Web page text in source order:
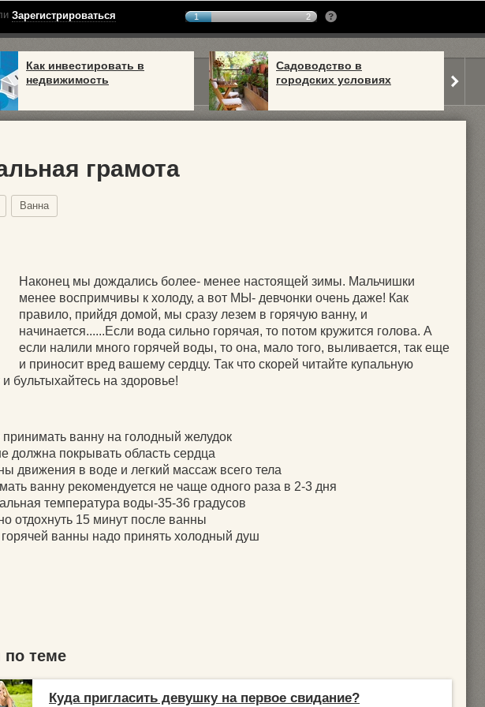
Зарегистрироваться 1 2
Как инвестировать в
недвижимость
Садоводство в
городских условиях
грамота
Ванна
Наконец мы дождались более- менее настоящей зимы. Мальчишки
менее воспримчивы к холоду, а вот МЫ- девчонки очень даже! Как
правило, прийдя домой, мы сразу лезем в горячую ванну, и
начинается......Если вода сильно горячая, то потом кружится голова. А
если налили много горячей воды, то она, мало того, выливается, так еще
и приносит вред вашему сердцу. Так что скорей читайте купальную
и бультыхайтесь на здоровье!
ванну на голодный желудок
должна покрывать область сердца
движения в воде и легкий массаж всего тела
ванну рекомендуется не чаще одного раза в 2-3 дня
температура воды-35-36 градусов
отдохнуть 15 минут после ванны
ванны надо принять холодный душ
теме
Куда пригласить девушку на первое свидание?